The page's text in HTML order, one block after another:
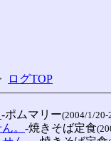
ログTOP
-ポムマリー(2004/1/20-
。 -焼きそば定食